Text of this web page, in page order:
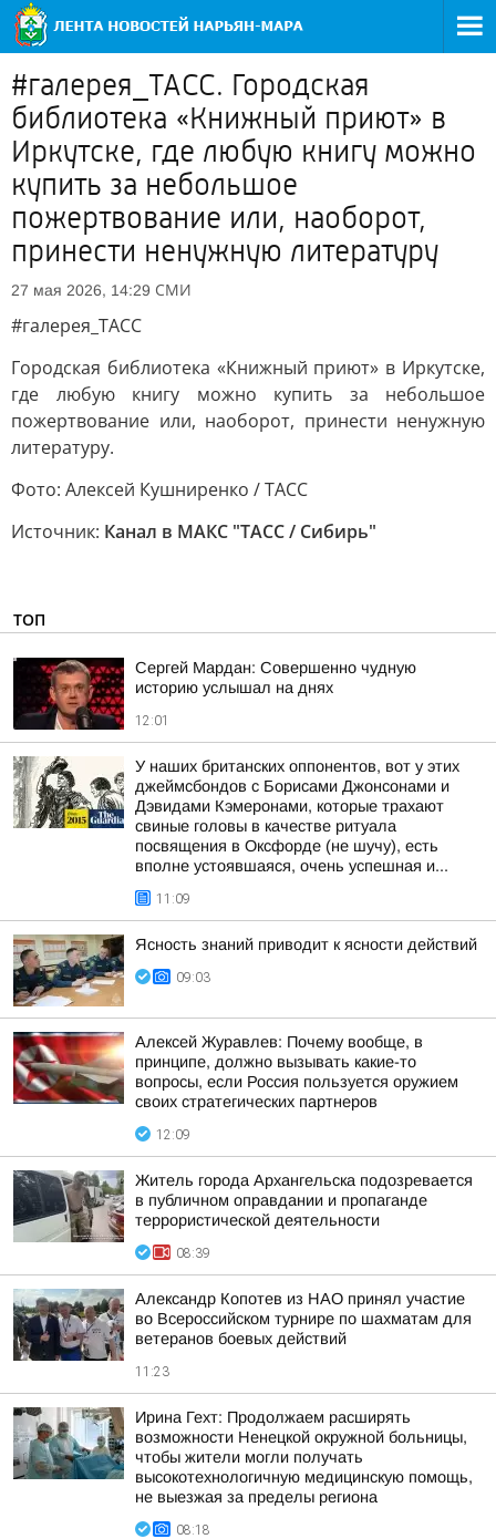
#галерея_ТАСС. Городская
библиотека «Книжный приют» в
Иркутске, где любую книгу можно
купить за небольшое
пожертвование или, наоборот,
принести ненужную литературу
27 мая 2026, 14:29 СМИ
#галерея_ТАСС
Городская библиотека «Книжный приют» в Иркутске,
где любую книгу можно купить за небольшое
пожертвование или, наоборот, принести ненужную
литературу.
Фото: Алексей Кушниренко / ТАСС
Источник: Канал в МАКС "ТАСС / Сибирь"
ТОП
Сергей Мардан: Совершенно чудную
историю услышал на днях
12:01
У наших британских оппонентов, вот у этих
джеймсбондов с Борисами Джонсонами и
Дэвидами Кэмеронами, которые трахают
свиные головы в качестве ритуала
посвящения в Оксфорде (не шучу), есть
вполне устоявшаяся, очень успешная и...
11:09
Ясность знаний приводит к ясности действий
09:03
Алексей Журавлев: Почему вообще, в
принципе, должно вызывать какие-то
вопросы, если Россия пользуется оружием
своих стратегических партнеров
12:09
Житель города Архангельска подозревается
в публичном оправдании и пропаганде
террористической деятельности
08:39
Александр Копотев из НАО принял участие
во Всероссийском турнире по шахматам для
ветеранов боевых действий
11:23
Ирина Гехт: Продолжаем расширять
возможности Ненецкой окружной больницы,
чтобы жители могли получать
высокотехнологичную медицинскую помощь,
не выезжая за пределы региона
08:18